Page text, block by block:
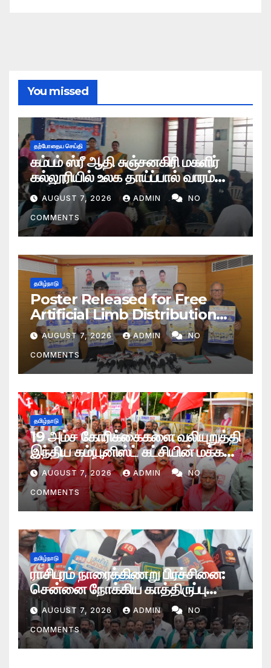
You missed
தற்போதைய செய்தி
கம்பம் ஸ்ரீ ஆதி சுஞ்சனகிரி மகளிர்
கல்லூரியில் உலக தாய்ப்பால் வாரம்
போதைப் பொருள் ஒழிப்பு நிகழ்ச்சி
AUGUST 7, 2026 ADMIN NO
COMMENTS
தமிழ்நாடு
Poster Released for Free
Artificial Limb Distribution
Camp to be Held in
Coimbatore
AUGUST 7, 2026 ADMIN NO
COMMENTS
தமிழ்நாடு
19 அம்ச கோரிக்கைகளை வலியுறுத்தி
இந்திய கம்யூனிஸ்ட் கட்சியின் மக்கள்
சந்திப்பு நடைப்பயணம் கோவையில்
தொடக்கம்
AUGUST 7, 2026 ADMIN NO
COMMENTS
தமிழ்நாடு
ராசிபுரம் நாரைக்கிணறு பிரச்சினை:
சென்னை நோக்கிய காத்திருப்பு
போராட்டம் தற்காலிகமாக வாபஸ்
AUGUST 7, 2026 ADMIN NO
COMMENTS